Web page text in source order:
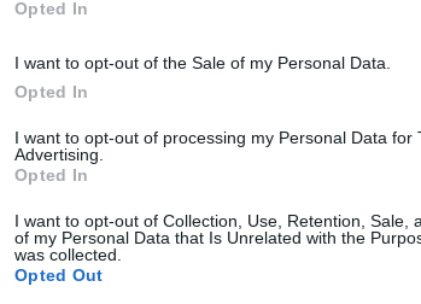
Opted In
I want to opt-out of the Sale of my Personal Data.
Opted In
I want to opt-out of processing my Personal Data for
Advertising.
Opted In
I want to opt-out of Collection, Use, Retention, Sale,
of my Personal Data that Is Unrelated with the
was collected.
Opted Out